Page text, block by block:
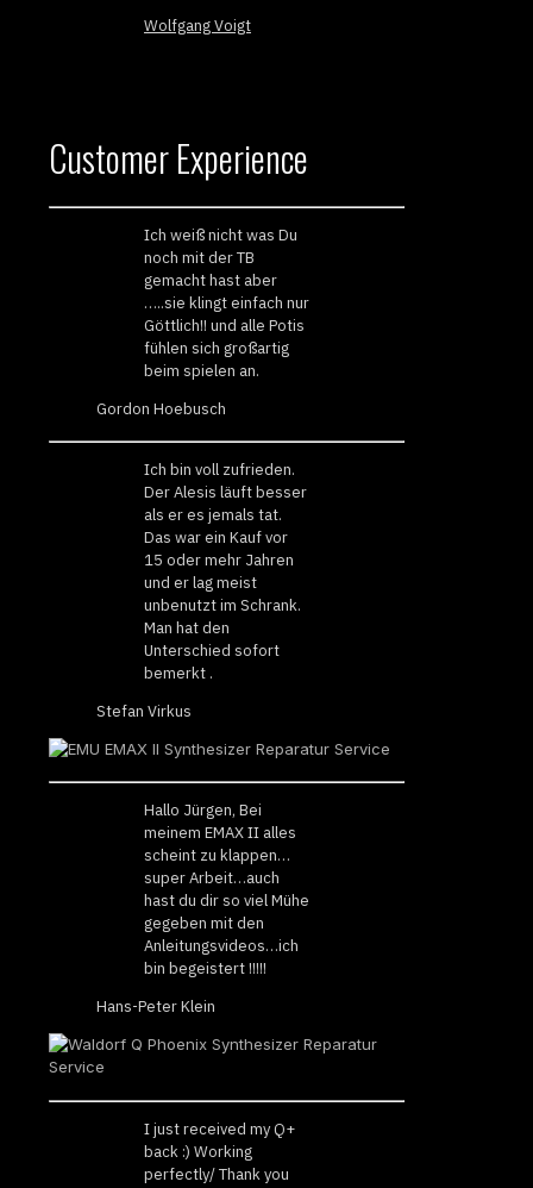
Wolfgang Voigt
Customer Experience
Ich weiß nicht was Du
noch mit der TB
gemacht hast aber
…..sie klingt einfach nur
Göttlich!! und alle Potis
fühlen sich großartig
beim spielen an.
Gordon Hoebusch
Ich bin voll zufrieden.
Der Alesis läuft besser
als er es jemals tat.
Das war ein Kauf vor
15 oder mehr Jahren
und er lag meist
unbenutzt im Schrank.
Man hat den
Unterschied sofort
bemerkt .
Stefan Virkus
Hallo Jürgen, Bei
meinem EMAX II alles
scheint zu klappen…
super Arbeit…auch
hast du dir so viel Mühe
gegeben mit den
Anleitungsvideos…ich
bin begeistert !!!!!
Hans-Peter Klein
I just received my Q+
back :) Working
perfectly/ Thank you